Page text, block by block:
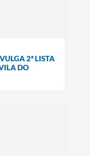
2ª LISTA
DO